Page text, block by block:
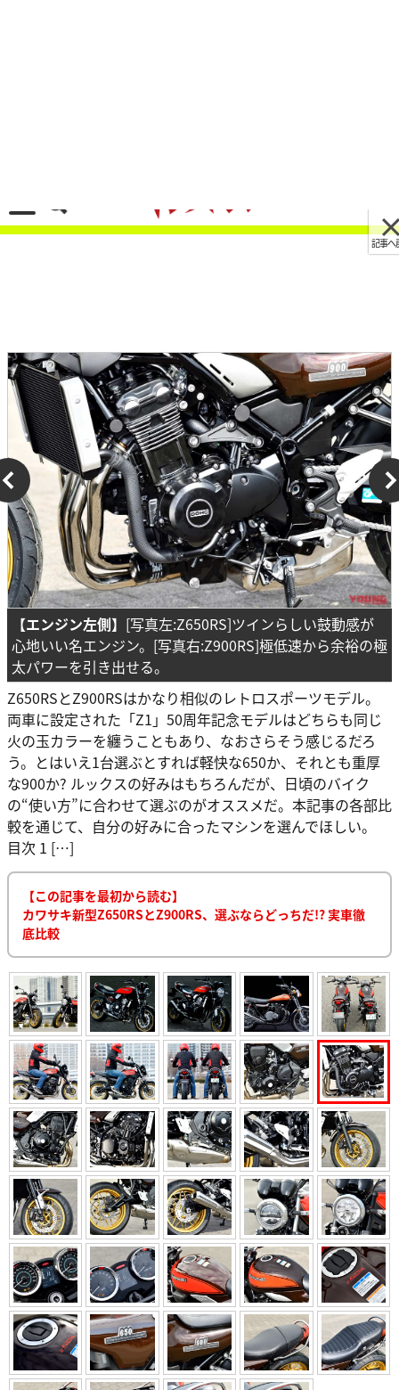
【エンジン左側】 [写真左:Z650RS]ツインらしい鼓動感が
心地いい名エンジン。[写真右:Z900RS]極低速から余裕の極
太パワーを引き出せる。
Z650RSとZ900RSはかなり相似のレトロスポーツモデル。
両車に設定された「Z1」50周年記念モデルはどちらも同じ
火の玉カラーを纏うこともあり、なおさらそう感じるだろ
う。とはいえ1台選ぶとすれば軽快な650か、それとも重厚
な900か? ルックスの好みはもちろんだが、日頃のバイク
の“使い方”に合わせて選ぶのがオススメだ。本記事の各部比
較を通じて、自分の好みに合ったマシンを選んでほしい。
目次 1 […]
【この記事を最初から読む】
カワサキ新型Z650RSとZ900RS、選ぶならどっちだ!? 実車徹
底比較